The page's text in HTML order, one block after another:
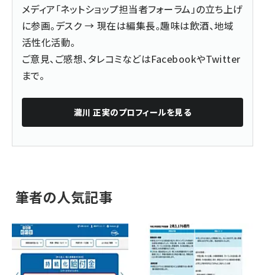
メディア「ネットショップ担当者フォーラム」の立ち上げ
に参画。デスク → 現在は編集長。趣味は飲酒、地域
活性化活動。
ご意見、ご感想、タレコミなどはFacebookやTwitter
まで。
瀧川 正実のプロフィールを見る
筆者の人気記事